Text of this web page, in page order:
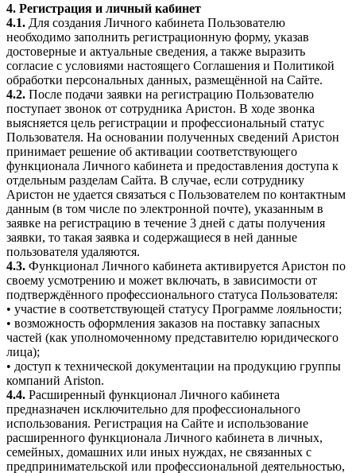
4. Регистрация и личный кабинет
4.1. Для создания Личного кабинета Пользователю
необходимо заполнить регистрационную форму, указав
достоверные и актуальные сведения, а также выразить
согласие с условиями настоящего Соглашения и Политикой
обработки персональных данных, размещённой на Сайте.
4.2. После подачи заявки на регистрацию Пользователю
поступает звонок от сотрудника Аристон. В ходе звонка
выясняется цель регистрации и профессиональный статус
Пользователя. На основании полученных сведений Аристон
принимает решение об активации соответствующего
функционала Личного кабинета и предоставления доступа к
отдельным разделам Сайта. В случае, если сотруднику
Аристон не удается связаться с Пользователем по контактным
данным (в том числе по электронной почте), указанным в
заявке на регистрацию в течение 3 дней с даты получения
заявки, то такая заявка и содержащиеся в ней данные
пользователя удаляются.
4.3. Функционал Личного кабинета активируется Аристон по
своему усмотрению и может включать, в зависимости от
подтверждённого профессионального статуса Пользователя:
• участие в соответствующей статусу Программе лояльности;
• возможность оформления заказов на поставку запасных
частей (как уполномоченному представителю юридического
лица);
• доступ к технической документации на продукцию группы
компаний Ariston.
4.4. Расширенный функционал Личного кабинета
предназначен исключительно для профессионального
использования. Регистрация на Сайте и использование
расширенного функционала Личного кабинета в личных,
семейных, домашних или иных нуждах, не связанных с
предпринимательской или профессиональной деятельностью,